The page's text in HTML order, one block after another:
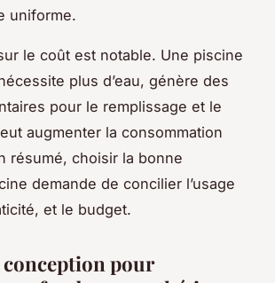
uniforme.
le coût est notable. Une piscine
plus d’eau, génère des
pour le remplissage et le
augmenter la consommation
résumé, choisir la bonne
demande de concilier l’usage
et le budget.
conception pour